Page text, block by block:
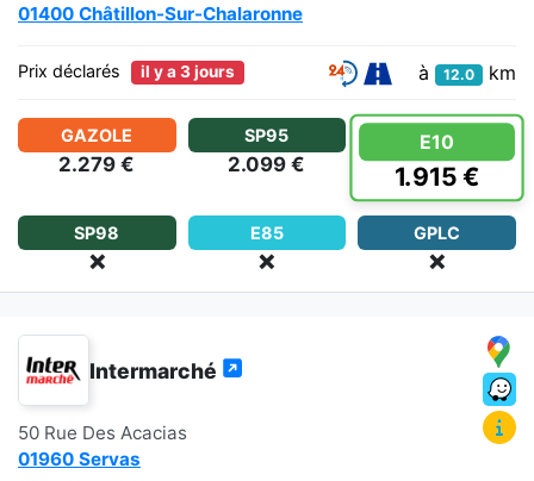
01400 Châtillon-Sur-Chalaronne
Prix déclarés il y a 3 jours à 12.0 km
GAZOLE
2.279 €
SP95
2.099 €
E10
1.915 €
SP98
❌
E85
❌
GPLC
❌
Intermarché
50 Rue Des Acacias
01960 Servas